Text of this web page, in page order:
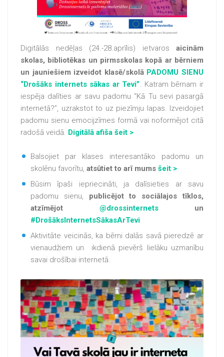
Digitālās nedēļas (24.-28.aprīlis) ietvaros aicinām
skolas, bibliotēkas un pirmsskolas kopā ar bērniem
un jauniešiem izveidot klasē/skolā PADOMU SIENU
“Drošāks internets sākas ar Tevi”. Katram bērnam ir
iespēja dalīties ar savu padomu “Kā Tu sevi pasargā
internetā?”, uzrakstot to uz piezīmju lapas. Izveidojiet
padomu sienu emocijzīmes formā vai noformējot citā
radošā veidā. Digitālā afiša šeit >
Balsojiet par klases interesantāko padomu un
skolēnu favorītu, atsūtiet to arī mums šeit >
Būsim īpaši iepriecināti, ja dalīsieties ar savu
padomu sienu, publicējot to sociālajos tīklos,
atzīmējot @drossinternetsun
#DrošāksInternetsSākasArTevi
Aktivitāte veicinās, ka bērni dalās savā pieredzē ar
vienaudžiem un ikdienā pievērš lielāku uzmanību
savai drošībai internetā.